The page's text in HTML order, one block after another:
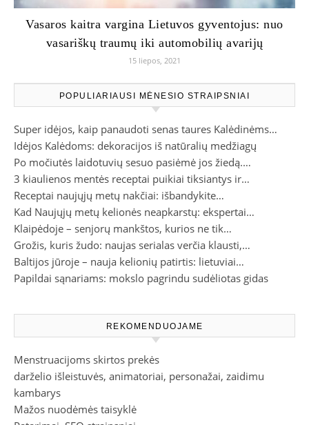
Vasaros kaitra vargina Lietuvos gyventojus: nuo
vasariškų traumų iki automobilių avarijų
15 liepos, 2021
POPULIARIAUSI MĖNESIO STRAIPSNIAI
Super idėjos, kaip panaudoti senas taures Kalėdinėms…
Idėjos Kalėdoms: dekoracijos iš natūralių medžiagų
Po močiutės laidotuvių sesuo pasiėmė jos žiedą.…
3 kiaulienos mentės receptai puikiai tiksiantys ir…
Receptai naujųjų metų nakčiai: išbandykite…
Kad Naujųjų metų kelionės neapkarstų: ekspertai…
Klaipėdoje – senjorų mankštos, kurios ne tik…
Grožis, kuris žudo: naujas serialas verčia klausti,…
Baltijos jūroje – nauja kelionių patirtis: lietuviai…
Papildai sąnariams: mokslo pagrindu sudėliotas gidas
REKOMENDUOJAME
Menstruacijoms skirtos prekės
darželio išleistuvės, animatoriai, personažai, zaidimu
kambarys
Mažos nuodėmės taisyklė